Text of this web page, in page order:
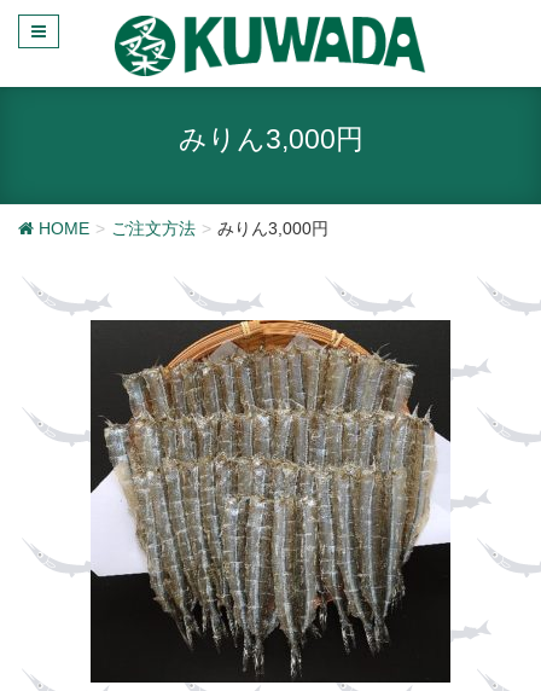
みりん3,000円
HOME ご注文方法 みりん3,000円